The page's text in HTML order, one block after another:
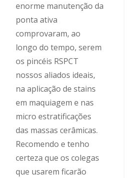
enorme manutenção da
ponta ativa
comprovaram, ao
longo do tempo, serem
os pincéis RSPCT
nossos aliados ideais,
na aplicação de stains
em maquiagem e nas
micro estratificações
das massas cerâmicas.
Recomendo e tenho
certeza que os colegas
que usarem ficarão